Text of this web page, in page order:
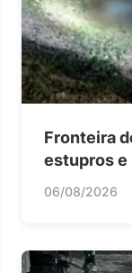
Fronteira
estupros e
06/08/2026